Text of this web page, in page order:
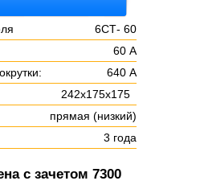
6СТ- 60
60 А
640 А
242х175х175
прямая (низкий)
3 года
с зачетом 7300